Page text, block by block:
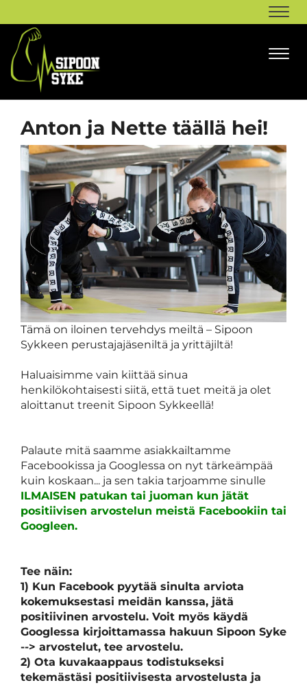
Anton ja Nette täällä hei!
Tämä on iloinen tervehdys meiltä – Sipoon
Sykkeen perustajajäseniltä ja yrittäjiltä!
Haluaisimme vain kiittää sinua
henkilökohtaisesti siitä, että tuet meitä ja olet
aloittanut treenit Sipoon Sykkeellä!
Palaute mitä saamme asiakkailtamme
Facebookissa ja Googlessa on nyt tärkeämpää
kuin koskaan... ja sen takia tarjoamme sinulle
ILMAISEN patukan tai juoman kun jätät
positiivisen arvostelun meistä Facebookiin tai
Googleen.
Tee näin:
1) Kun Facebook pyytää sinulta arviota
kokemuksestasi meidän kanssa, jätä
positiivinen arvostelu. Voit myös käydä
Googlessa kirjoittamassa hakuun Sipoon Syke
--> arvostelut, tee arvostelu.
2) Ota kuvakaappaus todistukseksi
tekemästäsi positiivisesta arvostelusta ja